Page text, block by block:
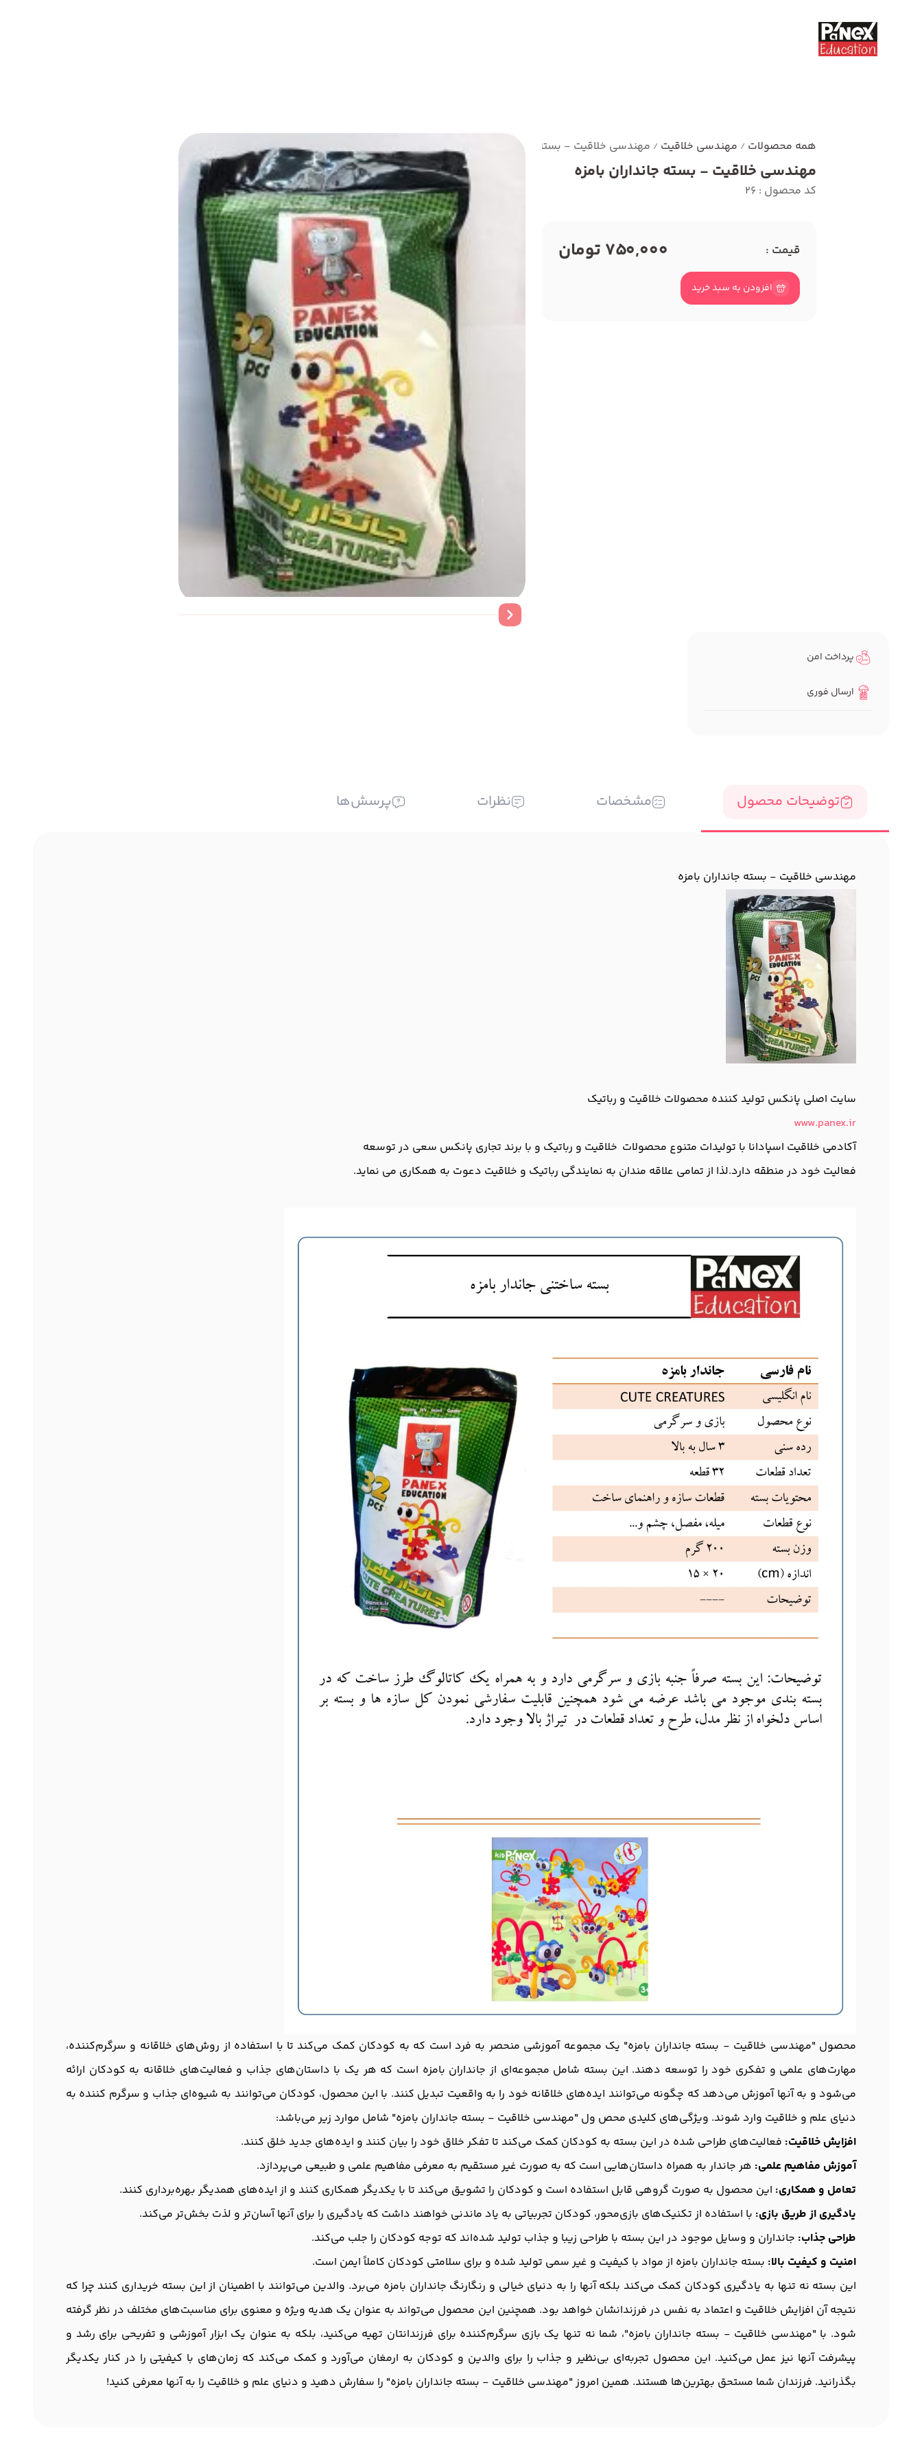
همه محصولات / مهندسی خلاقیت / مهندسی خلاقیت - بسته جانداران بامزه
مهندسی خلاقیت - بسته جانداران بامزه
کد محصول : 26
قیمت : 750,000 تومان
افزودن به سبد خرید
پرداخت امن
ارسال فوری
توضیحات محصول مشخصات نظرات پرسش‌ها
مهندسی خلاقیت - بسته جانداران بامزه
سایت اصلی پانکس تولید کننده محصولات خلاقیت و رباتیک
www.panex.ir
آکادمی خلاقیت اسپادانا با تولیدات متنوع محصولات خلاقیت و رباتیک و با برند تجاری پانکس سعی در توسعه
فعالیت خود در منطقه دارد.لذا از تمامی علاقه مندان به نمایندگی رباتیک و خلاقیت دعوت به همکاری می نماید.
محصول "مهندسی خلاقیت - بسته جانداران بامزه" یک مجموعه آموزشی منحصر به فرد است که به کودکان کمک می‌کند تا با استفاده از روش‌های خلاقانه و سرگرم‌کننده،
مهارت‌های علمی و تفکری خود را توسعه دهند. این بسته شامل مجموعه‌ای از جانداران بامزه است که هر یک با داستان‌های جذاب و فعالیت‌های خلاقانه به کودکان ارائه
می‌شود و به آنها آموزش می‌دهد که چگونه می‌توانند ایده‌های خلاقانه خود را به واقعیت تبدیل کنند. با این محصول، کودکان می‌توانند به شیوه‌ای جذاب و سرگرم کننده به
دنیای علم و خلاقیت وارد شوند. ویژگی‌های کلیدی محص ول "مهندسی خلاقیت - بسته جانداران بامزه" شامل موارد زیر می‌باشد:
افزایش خلاقیت: فعالیت‌های طراحی شده در این بسته به کودکان کمک می‌کند تا تفکر خلاق خود را بیان کنند و ایده‌های جدید خلق کنند.
آموزش مفاهیم علمی: هر جاندار به همراه داستان‌هایی است که به صورت غیر مستقیم به معرفی مفاهیم علمی و طبیعی می‌پردازد.
تعامل و همکاری: این محصول به صورت گروهی قابل استفاده است و کودکان را تشویق می‌کند تا با یکدیگر همکاری کنند و از ایده‌های همدیگر بهره‌برداری کنند.
یادگیری از طریق بازی: با استفاده از تکنیک‌های بازی‌محور، کودکان تجربیاتی به یاد ماندنی خواهند داشت که یادگیری را برای آنها آسان‌تر و لذت بخش‌تر می‌کند.
طراحی جذاب: جانداران و وسایل موجود در این بسته با طراحی زیبا و جذاب تولید شده‌اند که توجه کودکان را جلب می‌کند.
امنیت و کیفیت بالا: بسته جانداران بامزه از مواد با کیفیت و غیر سمی تولید شده و برای سلامتی کودکان کاملاً ایمن است.
این بسته نه تنها به یادگیری کودکان کمک می‌کند بلکه آنها را به دنیای خیالی و رنگارنگ جانداران بامزه می‌برد. والدین می‌توانند با اطمینان از این بسته خریداری کنند چرا که
نتیجه آن افزایش خلاقیت و اعتماد به نفس در فرزندانشان خواهد بود. همچنین این محصول می‌تواند به عنوان یک هدیه ویژه و معنوی برای مناسبت‌های مختلف در نظر گرفته
شود. با "مهندسی خلاقیت - بسته جانداران بامزه"، شما نه تنها یک بازی سرگرم‌کننده برای فرزندانتان تهیه می‌کنید، بلکه به عنوان یک ابزار آموزشی و تفریحی برای رشد و
پیشرفت آنها نیز عمل می‌کنید. این محصول تجربه‌ای بی‌نظیر و جذاب را برای والدین و کودکان به ارمغان می‌آورد و کمک می‌کند که زمان‌های با کیفیتی را در کنار یکدیگر
بگذرانید. فرزندان شما مستحق بهترین‌ها هستند. همین امروز "مهندسی خلاقیت - بسته جانداران بامزه" را سفارش دهید و دنیای علم و خلاقیت را به آنها معرفی کنید!